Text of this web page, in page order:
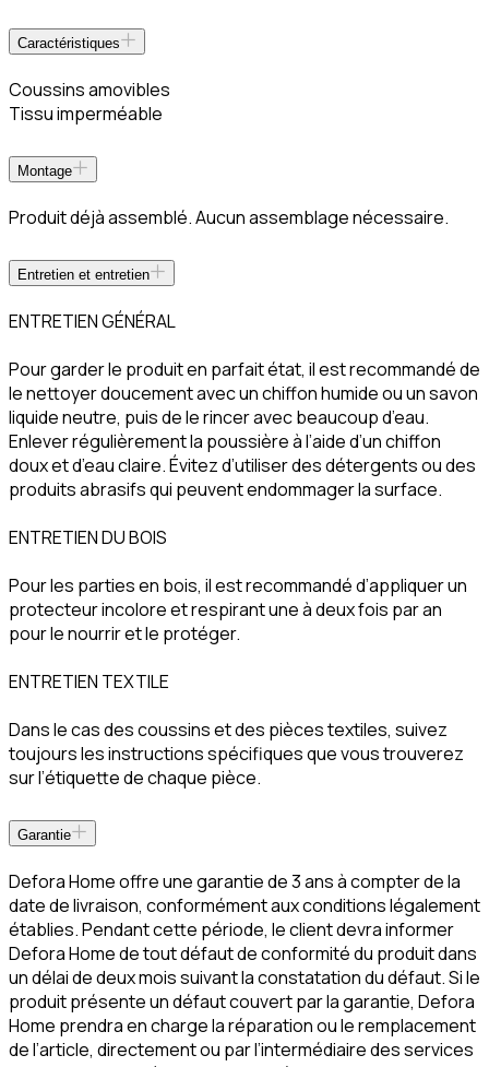
Caractéristiques
Coussins amovibles
Tissu imperméable
Montage
Produit déjà assemblé. Aucun assemblage nécessaire.
Entretien et entretien
ENTRETIEN GÉNÉRAL
Pour garder le produit en parfait état, il est recommandé de
le nettoyer doucement avec un chiffon humide ou un savon
liquide neutre, puis de le rincer avec beaucoup d’eau.
Enlever régulièrement la poussière à l’aide d’un chiffon
doux et d’eau claire. Évitez d’utiliser des détergents ou des
produits abrasifs qui peuvent endommager la surface.
ENTRETIEN DU BOIS
Pour les parties en bois, il est recommandé d’appliquer un
protecteur incolore et respirant une à deux fois par an
pour le nourrir et le protéger.
ENTRETIEN TEXTILE
Dans le cas des coussins et des pièces textiles, suivez
toujours les instructions spécifiques que vous trouverez
sur l’étiquette de chaque pièce.
Garantie
Defora Home offre une garantie de 3 ans à compter de la
date de livraison, conformément aux conditions légalement
établies. Pendant cette période, le client devra informer
Defora Home de tout défaut de conformité du produit dans
un délai de deux mois suivant la constatation du défaut. Si le
produit présente un défaut couvert par la garantie, Defora
Home prendra en charge la réparation ou le remplacement
de l’article, directement ou par l’intermédiaire des services